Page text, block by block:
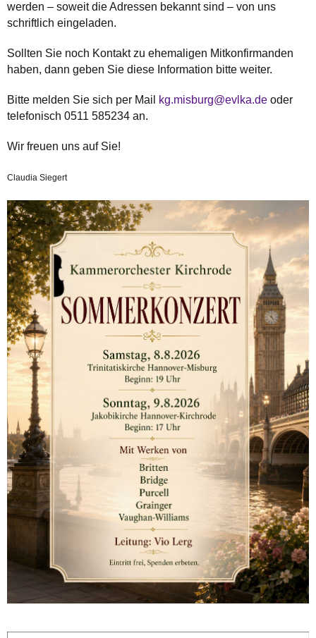
werden – soweit die Adressen bekannt sind – von uns
schriftlich eingeladen.
Sollten Sie noch Kontakt zu ehemaligen Mitkonfirmanden
haben, dann geben Sie diese Information bitte weiter.
Bitte melden Sie sich per Mail kg.misburg@evlka.de oder
telefonisch 0511 585234 an.
Wir freuen uns auf Sie!
Claudia Siegert